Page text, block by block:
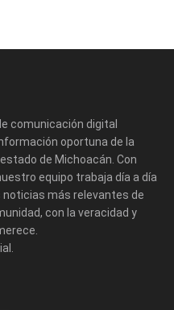
comunicación digital
oportuna de la
de Michoacán. Con
equipo trabaja día a día
más relevantes de
con la veracidad y